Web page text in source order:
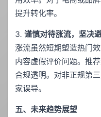
提升转化率。
3.谨慎对待涨流，坚决
涨流虽然短期塑造热门
内容虚假评价问题。推
合规透明。对非正规第
家误导。
五、未来趋势展望